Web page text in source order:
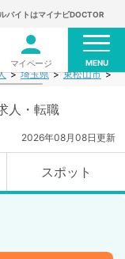
バイトはマイナビDOCTOR
マイページ MENU
埼玉県 東松山市
人・転職
2026年08月08日更新
スポット